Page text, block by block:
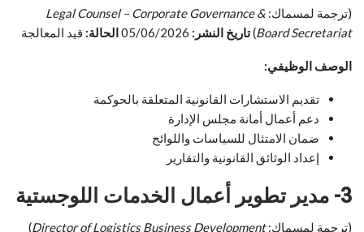
(ترجمة لمسماك: Legal Counsel – Corporate Governance &
Board Secretariat
)تاريخ النشر: الحالة: قيد المعالجة
الوصف الوظيفي:
تقديم الاستشارات القانونية المتعلقة بالحوكمة
دعم أعمال أمانة مجلس الإدارة
ضمان الامتثال للسياسات واللوائح
إعداد الوثائق القانونية والتقارير
3- مدير تطوير أعمال الخدمات اللوجستية
(ترجمة لمسماك:Director of Logistics Business Development
)